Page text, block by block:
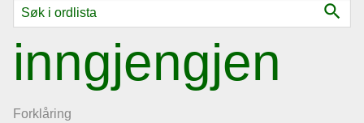
search
inngjengjen
Forklåring
Ordliste
Om
vallemålet